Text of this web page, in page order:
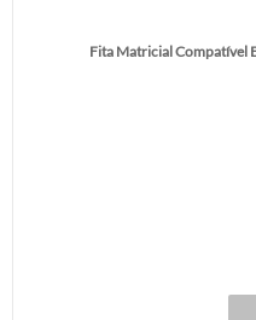
Fita Matricial Compatível